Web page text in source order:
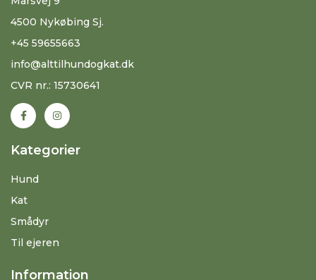
4500 Nykøbing Sj.
+45 59655663
info@alttilhundogkat.dk
CVR nr.: 15730641
Kategorier
Hund
Kat
Smådyr
Til ejeren
Information